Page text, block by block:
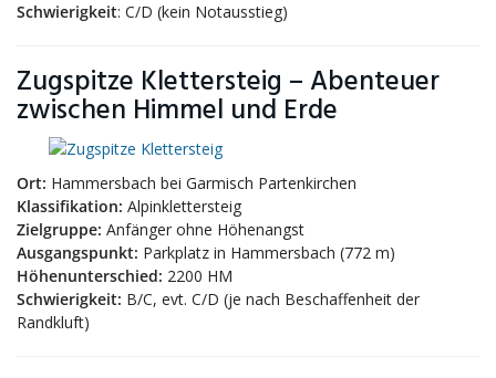
Schwierigkeit: C/D (kein Notausstieg)
Zugspitze Klettersteig – Abenteuer
zwischen Himmel und Erde
Ort: Hammersbach bei Garmisch Partenkirchen
Klassifikation: Alpinklettersteig
Zielgruppe: Anfänger ohne Höhenangst
Ausgangspunkt: Parkplatz in Hammersbach (772 m)
Höhenunterschied: 2200 HM
Schwierigkeit: B/C, evt. C/D (je nach Beschaffenheit der
Randkluft)